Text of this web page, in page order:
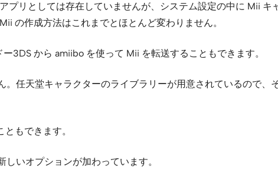
リとしては存在していませんが、システム設定の中に Mii キ
の作成方法はこれまでとほとんど変わりません。
3DS から amiibo を使って Mii を転送することもできます。
任天堂キャラクターのライブラリーが用意されているので、
もできます。
いオプションが加わっています。